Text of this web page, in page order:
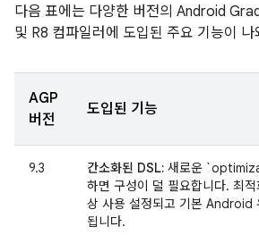
다음 표에는 다양한 버전의 Android
및 R8 컴파일러에 도입된 주요 기능이 나
AGP
버전
도입된 기능
9.3 간소화된 DSL: 새로운
하면 구성이 덜 필요합니다. 최
상 사용 설정되고 기본 Android
됩니다.